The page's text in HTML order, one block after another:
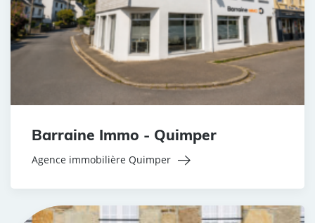
Barraine Immo - Quimper
Agence immobilière Quimper